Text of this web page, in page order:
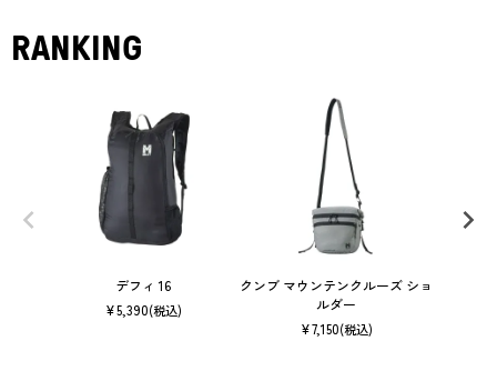
RANKING
デフィ 16
¥5,390(税込)
クンブ マウンテンクルーズ ショ
ルダー
¥7,150(税込)